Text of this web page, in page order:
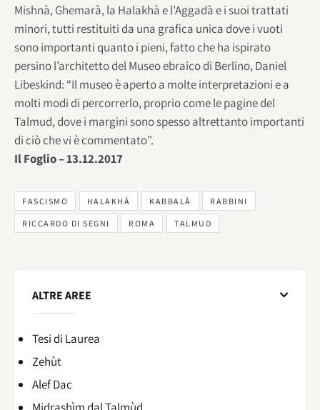
Mishnà, Ghemarà, la Halakhà e l’Aggadà e i suoi trattati
minori, tutti restituiti da una grafica unica dove i vuoti
sono importanti quanto i pieni, fatto che ha ispirato
persino l’architetto del Museo ebraico di Berlino, Daniel
Libeskind: “Il museo è aperto a molte interpretazioni e a
molti modi di percorrerlo, proprio come le pagine del
Talmud, dove i margini sono spesso altrettanto importanti
di ciò che vi è commentato”.
Il Foglio – 13.12.2017
FASCISMO HALAKHÀ KABBALÀ RABBINI
RICCARDO DI SEGNI ROMA TALMUD
ALTRE AREE
Tesi di Laurea
Zehùt
Alef Dac